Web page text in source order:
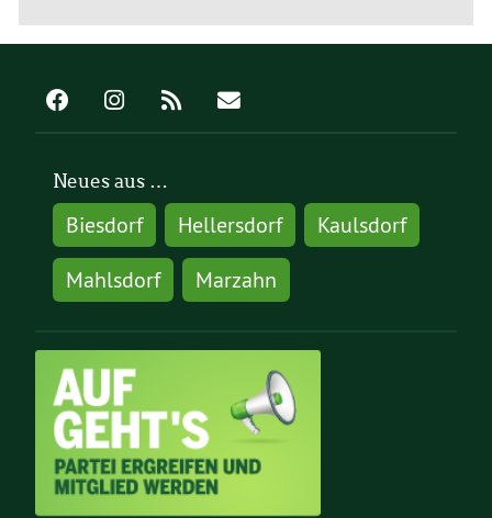
Neues aus …
Biesdorf Hellersdorf
Kaulsdorf
Mahlsdorf
Marzahn